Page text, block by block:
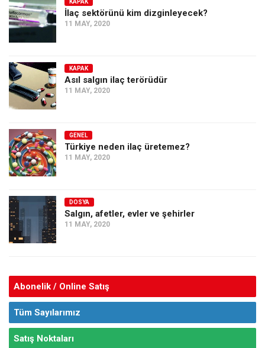
Dosyalar
İlaç sektörünü kim dizginleyecek?
11 MAY, 2020
KAPAK
Asıl salgın ilaç terörüdür
11 MAY, 2020
GENEL
Türkiye neden ilaç üretemez?
11 MAY, 2020
DOSYA
Salgın, afetler, evler ve şehirler
11 MAY, 2020
Abonelik / Online Satış
Tüm Sayılarımız
Satış Noktaları